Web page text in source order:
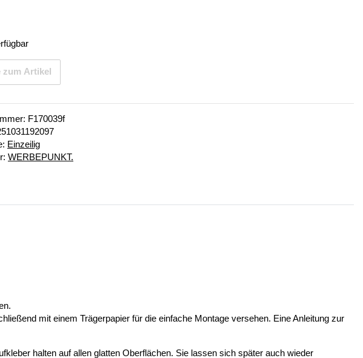
zum Artikel
F170039f
Einzeilig
WERBEPUNKT.
mit einem Trägerpapier für die einfache Montage versehen. Eine Anleitung zur
halten auf allen glatten Oberflächen. Sie lassen sich später auch wieder